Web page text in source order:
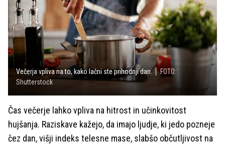
Večerja vpliva na to, kako lačni ste prihodnji dan.
FOTO:
Shutterstock
Čas večerje lahko vpliva na hitrost in učinkovitost
hujšanja. Raziskave kažejo, da imajo ljudje, ki jedo pozneje
čez dan, višji indeks telesne mase, slabšo občutljivost na